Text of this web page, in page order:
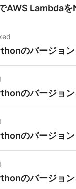
AWS Lambdaを
のバージョン
のバージョン
のバージョン
のバージョン